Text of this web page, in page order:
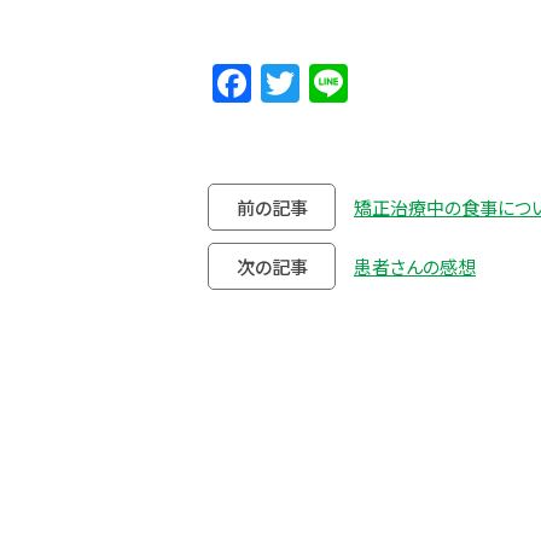
Facebook
Twitter
前の記事 矯正治療中の食事につ
次の記事 患者さんの感想